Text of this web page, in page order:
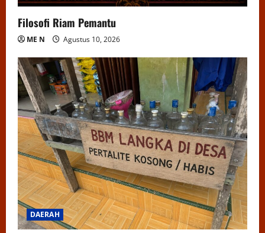
Filosofi Riam Pemantu
ME N Agustus 10, 2026
DAERAH